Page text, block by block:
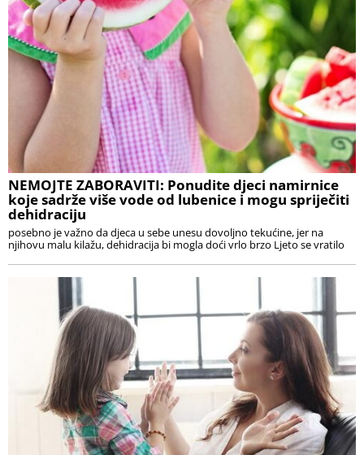
NEMOJTE ZABORAVITI: Ponudite djeci namirnice
koje sadrže više vode od lubenice i mogu spriječiti
dehidraciju
posebno je važno da djeca u sebe unesu dovoljno tekućine, jer na
njihovu malu kilažu, dehidracija bi mogla doći vrlo brzo Ljeto se vratilo